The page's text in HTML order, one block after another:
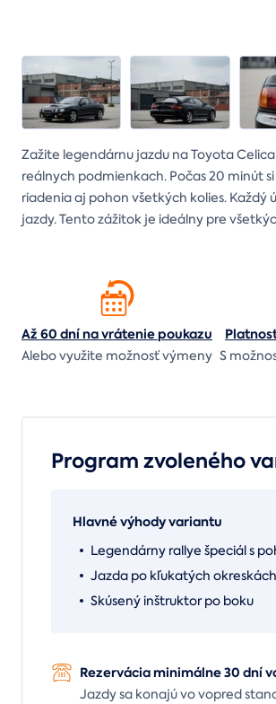
Zažite legendárnu jazdu na Toyota
reálnych podmienkach. Počas 20 minút
riadenia aj pohon všetkých kolies.
jazdy. Tento zážitok je ideálny pre
Až 60 dní na vráteniepoukazu
Alebo využite možnosť výmeny S
Program zvoleného
Hlavné výhody variantu
Legendárny rallye špeciál s
Jazda po kľukatých okreskách
Skúsený inštruktor po boku
Rezervácia minimálne 30 dní
Jazdy sa konajú vo vopred